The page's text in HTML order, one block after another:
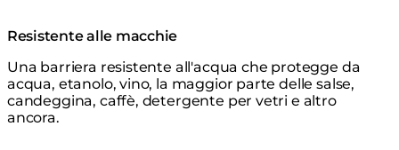
Resistente alle macchie
Una barriera resistente all'acqua che protegge da
acqua, etanolo, vino, la maggior parte delle salse,
candeggina, caffè, detergente per vetri e altro
ancora.